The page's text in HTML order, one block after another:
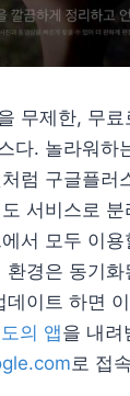
무제한, 무
다. 놀라워하
럼 구글플러
서비스로
서 모두 이
환경은 동기
데이트 하면
의 앱을 내려
로 접